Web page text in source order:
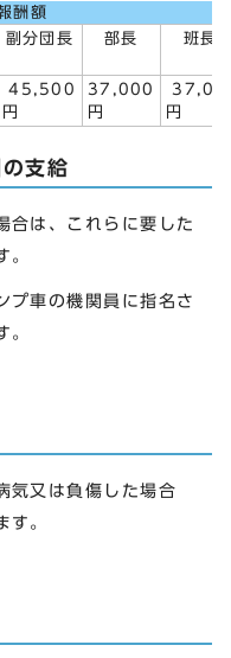
酬額
副分団長 部長 班長
45,500
円
37,000
円
円
支給
合は、これらに要した
。
プ車の機関員に指名さ
。
気又は負傷した場合
す。